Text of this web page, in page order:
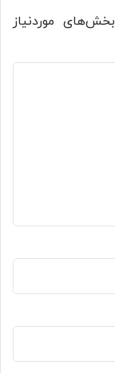
بخش‌های موردنیاز